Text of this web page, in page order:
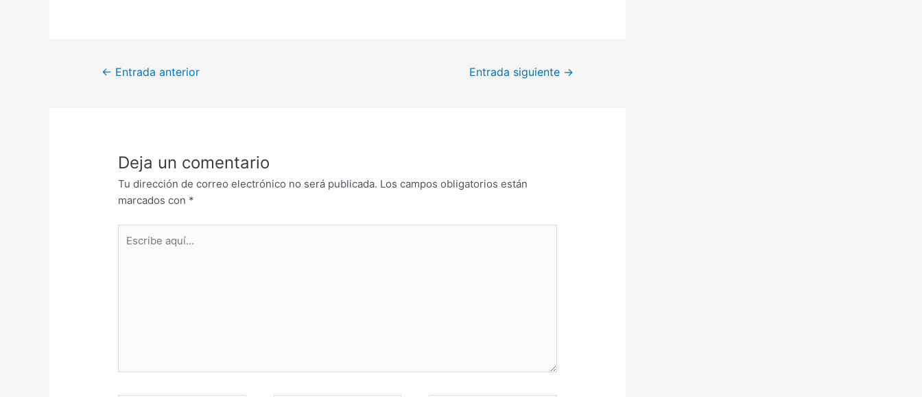
← Entrada anterior Entrada siguiente →
Deja un comentario
Tu dirección de correo electrónico no será publicada. Los campos obligatorios están
marcados con *
aquí...